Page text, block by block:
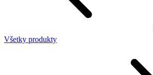
Všetky produkty